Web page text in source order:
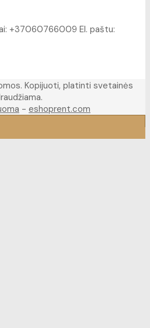
+37060766009 El. paštu:
Kopijuoti, platinti svetainės
- eshoprent.com